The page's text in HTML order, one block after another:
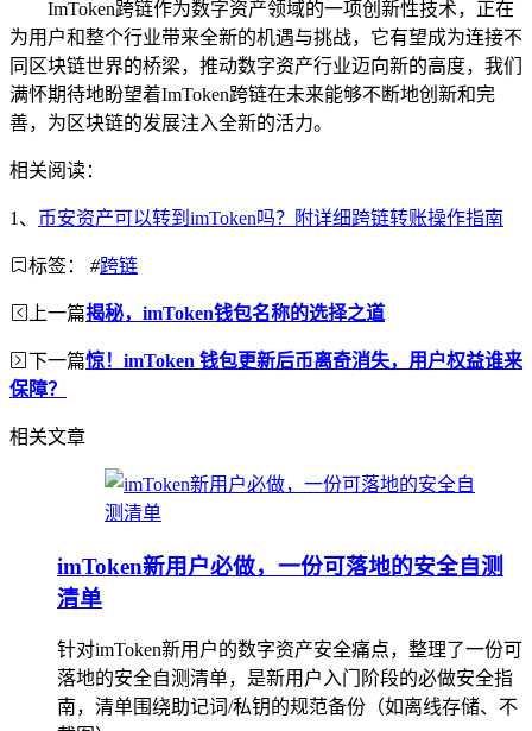
ImToken跨链作为数字资产领域的一项创新性技术，正在
为用户和整个行业带来全新的机遇与挑战，它有望成为连接不
同区块链世界的桥梁，推动数字资产行业迈向新的高度，我们
满怀期待地盼望着ImToken跨链在未来能够不断地创新和完
善，为区块链的发展注入全新的活力。
相关阅读：
1、 币安资产可以转到imToken吗？附详细跨链转账操作指南
标签： #跨链
上一篇揭秘，imToken钱包名称的选择之道
下一篇惊！imToken 钱包更新后币离奇消失，用户权益谁来
保障？
相关文章
imToken新用户必做，一份可落地的安全自测
清单
针对imToken新用户的数字资产安全痛点，整理了一份可
落地的安全自测清单，是新用户入门阶段的必做安全指
南，清单围绕助记词/私钥的规范备份（如离线存储、不